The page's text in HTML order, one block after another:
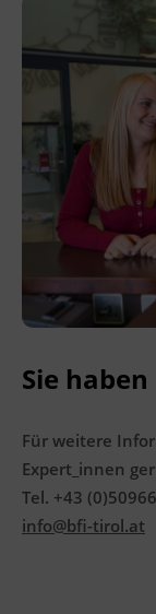
Sie haben
Für weitere
Expert_innen
Tel. +43
info@bfi-tirol.at